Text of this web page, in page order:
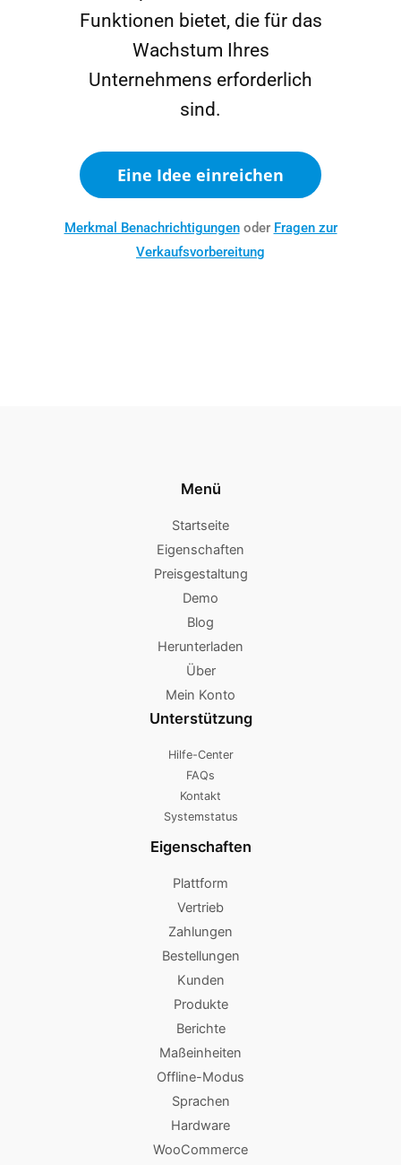
Funktionen bietet, die für das
Wachstum Ihres
Unternehmens erforderlich
sind.
Eine Idee einreichen
Merkmal Benachrichtigungenoder Fragen zur
Verkaufsvorbereitung
Menü
Startseite
Eigenschaften
Preisgestaltung
Demo
Blog
Herunterladen
Über
Mein Konto
Unterstützung
Hilfe-Center
FAQs
Kontakt
Systemstatus
Eigenschaften
Plattform
Vertrieb
Zahlungen
Bestellungen
Kunden
Produkte
Berichte
Maßeinheiten
Offline-Modus
Sprachen
Hardware
WooCommerce